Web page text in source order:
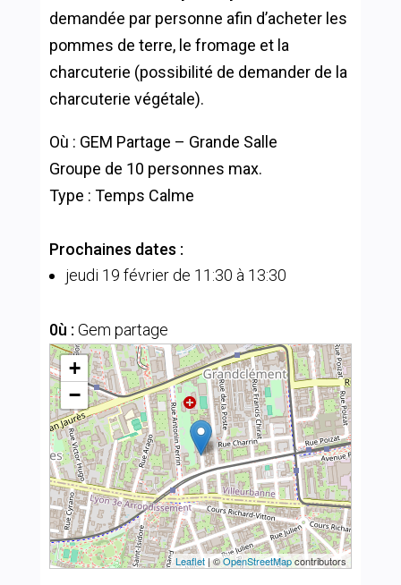
demandée par personne afin d’acheter les
pommes de terre, le fromage et la
charcuterie (possibilité de demander de la
charcuterie végétale).
Où : GEM Partage – Grande Salle
Groupe de 10 personnes max.
Type : Temps Calme
Prochaines dates :
jeudi 19 février de 11:30 à 13:30
0ù : Gem partage
+
−
Leaflet | ©OpenStreetMapcontributors